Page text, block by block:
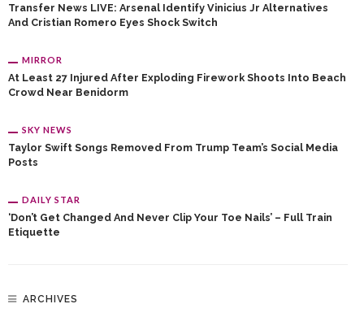
Transfer News LIVE: Arsenal Identify Vinicius Jr Alternatives
And Cristian Romero Eyes Shock Switch
MIRROR
At Least 27 Injured After Exploding Firework Shoots Into Beach
Crowd Near Benidorm
SKY NEWS
Taylor Swift Songs Removed From Trump Team’s Social Media
Posts
DAILY STAR
‘Don’t Get Changed And Never Clip Your Toe Nails’ – Full Train
Etiquette
ARCHIVES